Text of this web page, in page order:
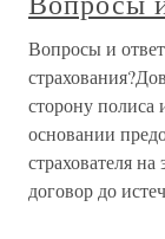
Вопросы и
сторону
основании
страхователя
договор до